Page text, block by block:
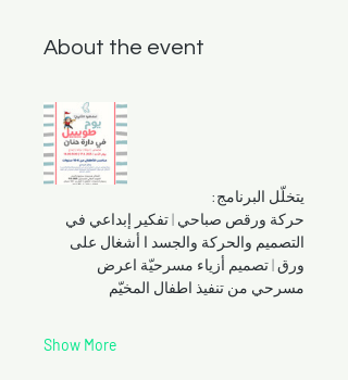
About the event
يتخلّل البرنامج:
حركة ورقص صباحي | تفكير إبداعي في
التصميم والحركة والجسد ا أشغال على
ورق | تصميم أزياء مسرحيّة اعرض
مسرحي من تنفيذ اطفال المخيّم
Show More